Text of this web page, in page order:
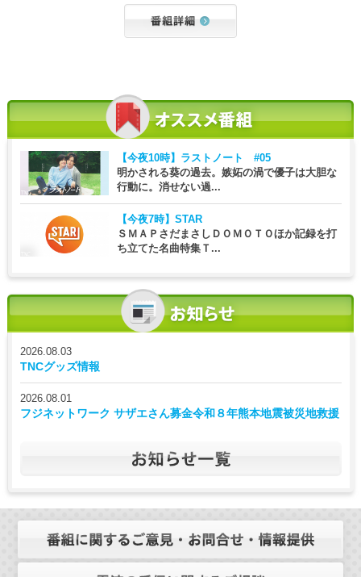
【今夜10時】 ラストノート #05
明かされる葵の過去。嫉妬の渦で優子は大胆な
行動に。消せない過...
【今夜7時】 STAR
ＳＭＡＰさだまさしＤＯＭＯＴＯほか記録を打
ち立てた名曲特集Ｔ...
2026.08.03
TNCグッズ情報
2026.08.01
フジネットワーク サザエさん募金令和８年熊本地震被災地救援